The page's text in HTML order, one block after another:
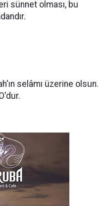
selâmı üzerine olsun.